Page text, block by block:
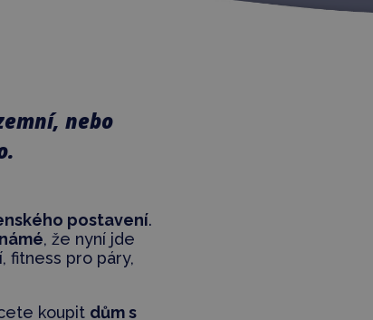
nebo
postavení.
, že nyní jde
fitness pro páry,
koupit dům s